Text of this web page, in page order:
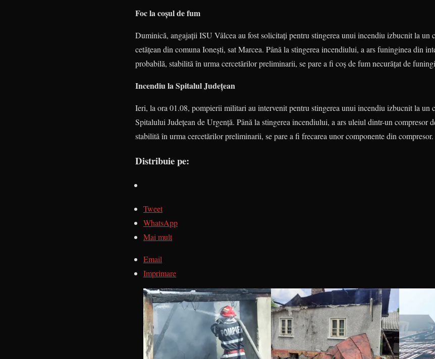
Foc la coșul de fum
Duminică, angajații ISU Vâlcea au fost solicitați pentru stingerea unui incendiu izbucnit la un
cetățean din comuna Ionești, sat Marcea. Până la stingerea incendiului, a ars funin­ginea din
probabilă, stabilită în urma cercetărilor preliminarii, se pare a fi coş de fum necurăţat de
Incendiu la Spitalul Județean
Ieri, la ora 01.08, pompierii militari au intervenit pentru stinge­rea unui incendiu izbucnit la un
Spi­talului Județean de Urgență. Până la stingerea incendiului, a ars uleiul dintr-un compresor
stabilită în urma cer­cetărilor preliminarii, se pare a fi fre­c­area unor componente din com­presor.
Distribuie pe:
Tweet
WhatsApp
Mai mult
Email
Imprimare